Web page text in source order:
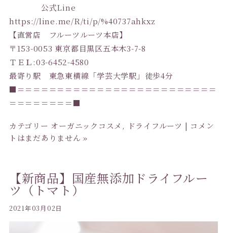
公式Line
https://line.me/R/ti/p/%40737ahkxz
【直営店 フルーツルーツ本店】
〒153-0053 東京都目黒区五本木3-7-8
ＴＥＬ:03-6452-4580
最寄り駅 東急東横線「学芸大学駅」徒歩4分
■＝＝＝＝＝＝＝＝＝＝＝＝＝＝＝＝＝＝＝＝＝＝＝＝＝
＝＝＝＝＝＝＝＝■
カテゴリー オーガニックコスメ , ドライフルーツ | コメン
トはまだありません »
【新商品】国産無添加ドライフルー
ツ（トマト）
2021年03月02日